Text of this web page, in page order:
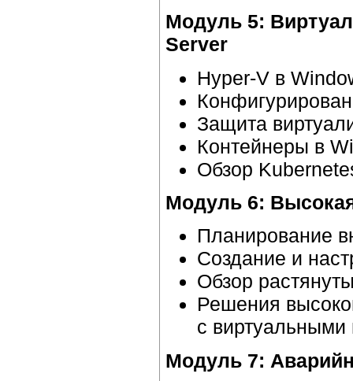
Модуль 5:
Server
Hyper-V в
Защита
Контейнеры в
Обзор
Модуль 6:
Планирование
Создание и
Обзор
Решения
с
Модуль 7: